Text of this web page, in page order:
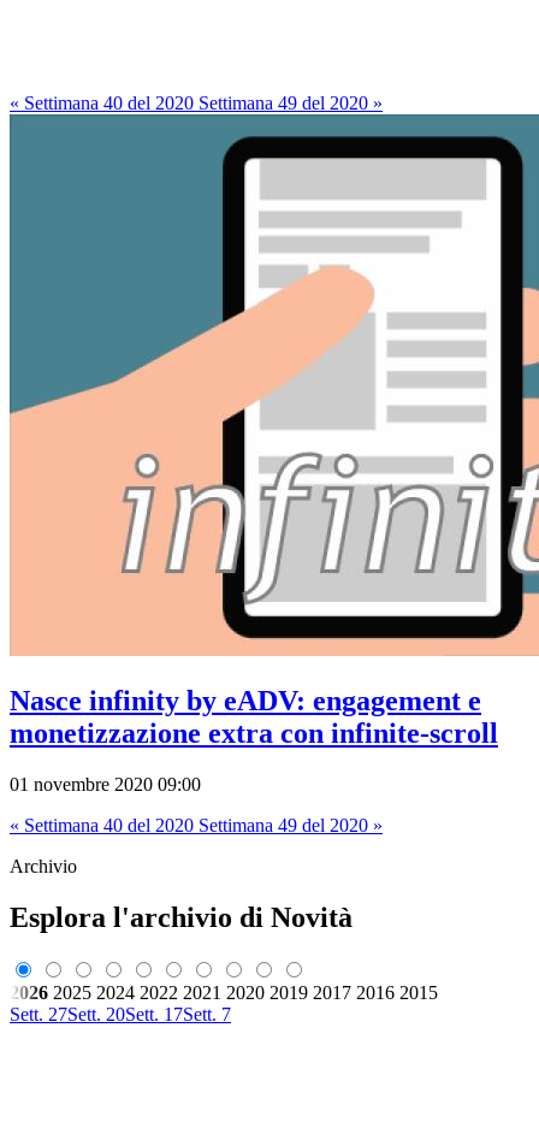
« Settimana 40 del 2020 Settimana 49 del 2020 »
Nasce infinity by eADV: engagement e
monetizzazione extra con infinite-scroll
01 novembre 2020 09:00
« Settimana 40 del 2020 Settimana 49 del 2020 »
Archivio
Esplora l'archivio di Novità
2026 2025 2024 2022 2021 2020 2019 2017 2016 2015
Sett. 27Sett. 20Sett. 17Sett. 7